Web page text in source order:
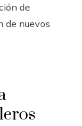
de
de nuevos